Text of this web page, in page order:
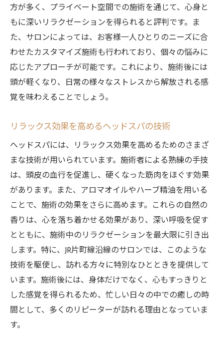
心身を開放するためのサロン選びの基準
リラックス効果を高めるための施術内容
心地よいひとときが日常に与える恩恵
自宅でも活かせるリラックスのコツ
リフレッシュの新定番JR片町線沿線のヘッドス
パ
定番になりつつある理由とは
JR片町線沿線で人気のサロンの魅力
ヘッドスパがもたらすリフレッシュ効果
新しいリフレッシュ習慣の提案
再訪したくなるサロンの特徴
心と体を同時に癒すJR片町線のヘッドスパの秘
密
心身を整えるヘッドスパの施術内容
心を癒す音とアロマの効果
体の緊張を解きほぐすための技術
リフレッシュするための施術の流れ
心と体を一体にする施術者の技術
方が多く、プライベート空間での施術を通じて、心身と
もに深いリラクゼーションを得られると評判です。ま
た、サロンによっては、お客様一人ひとりのニーズに合
わせたカスタマイズ施術も行われており、個々の悩みに
応じたアプローチが可能です。これにより、施術後には
頭が軽くなり、日常の様々なストレスから解放される感
覚を味わえることでしょう。
リラックス効果を高めるヘッドスパの技術
ヘッドスパには、リラックス効果を高めるためのさまざ
まな技術が用いられています。施術者による熟練の手技
は、頭皮の血行を促進し、硬くなった筋肉をほぐす効果
があります。また、アロマオイルやハーブ精油を用いる
ことで、施術の効果をさらに高めます。これらの自然の
香りは、心を落ち着かせる効果があり、深い呼吸を促す
とともに、施術中のリラクゼーションを最大限に引き出
します。特に、JR片町線沿線のサロンでは、このような
技術を駆使し、訪れる方々に特別なひとときを提供して
います。施術後には、身体だけでなく、心もすっきりと
した感覚を得られるため、忙しい日々の中での癒しの時
間として、多くのリピーターが訪れる理由となっていま
す。